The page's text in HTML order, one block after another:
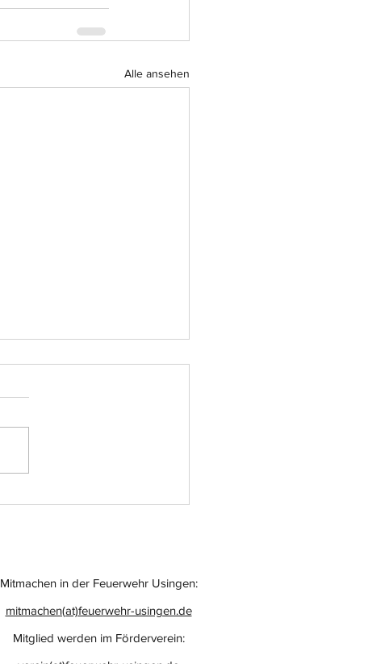
Alle ansehen
Mitmachen in der Feuerwehr Usingen:
mitmachen(at)feuerwehr-usingen.de
Mitglied werden im Förderverein: